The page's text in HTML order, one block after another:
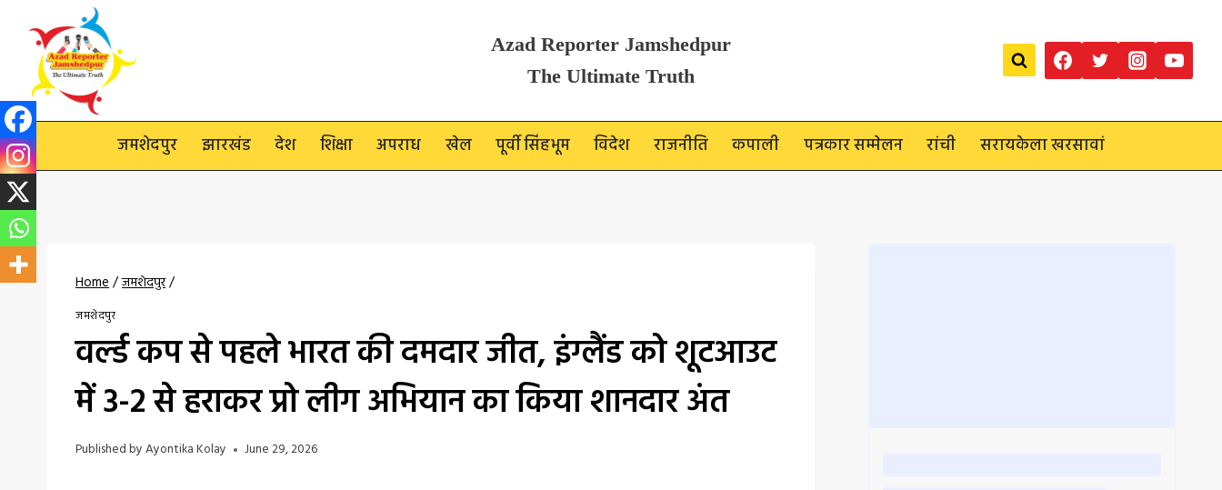
content
Azad Reporter Jamshedpur
The Ultimate Truth
जमशेदपुर झारखंड देश शिक्षा अपराध खेल पूर्वी सिंहभूम विदेश राजनीति कपाली पत्रकार सम्मेलन रांची सरायकेला खरसावां
Home/जमशेदपुर/
जमशेदपुर
वर्ल्ड कप से पहले भारत की दमदार जीत, इंग्लैंड को शूटआउट
में 3-2 से हराकर प्रो लीग अभियान का किया शानदार अंत
Published byAyontika Kolay June 29, 2026